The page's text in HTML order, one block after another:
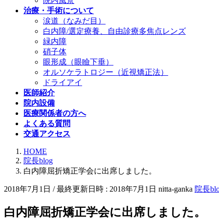
治療・手術について
涙道（なみだ目）
白内障/選定療養、自由診療多焦点レンズ
緑内障
硝子体
眼形成（眼瞼下垂）
オルソケラトロジー（近視矯正法）
ドライアイ
医師紹介
院内設備
医療関係者の方へ
よくある質問
交通アクセス
HOME
院長blog
白内障屈折矯正学会に出席しました。
2018年7月1日 / 最終更新日時 : 2018年7月1日 nitta-ganka 院長
白内障屈折矯正学会に出席しました。